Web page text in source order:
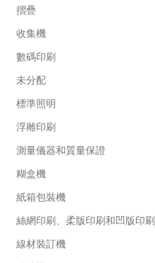
摺疊
收集機
數碼印刷
未分配
標準照明
浮雕印刷
測量儀器和質量保證
糊盒機
紙箱包裝機
絲網印刷、柔版印刷和凹版印刷
線材裝訂機